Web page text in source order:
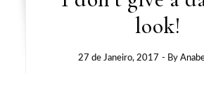
look!
27 de Janeiro, 2017 - By